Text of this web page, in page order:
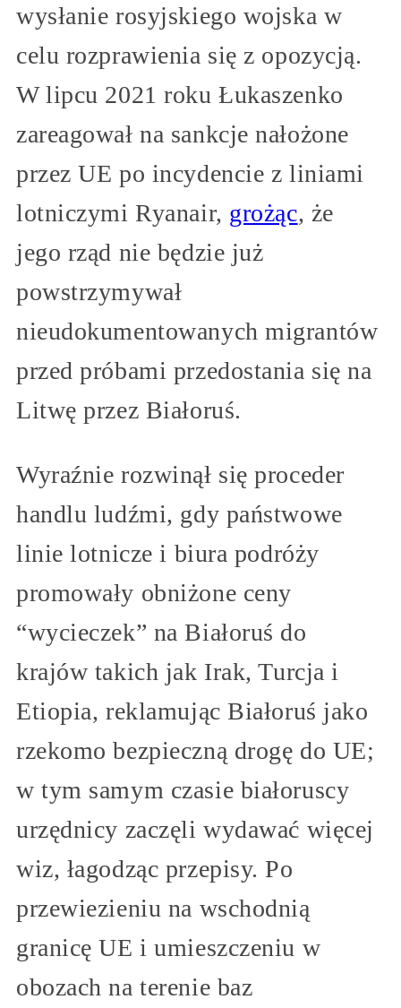
wysłanie rosyjskiego wojska w
celu rozprawienia się z opozycją.
W lipcu 2021 roku Łukaszenko
zareagował na sankcje nałożone
przez UE po incydencie z liniami
lotniczymi Ryanair, grożąc, że
jego rząd nie będzie już
powstrzymywał
nieudokumentowanych migrantów
przed próbami przedostania się na
Litwę przez Białoruś.
Wyraźnie rozwinął się proceder
handlu ludźmi, gdy państwowe
linie lotnicze i biura podróży
promowały obniżone ceny
“wycieczek” na Białoruś do
krajów takich jak Irak, Turcja i
Etiopia, reklamując Białoruś jako
rzekomo bezpieczną drogę do UE;
w tym samym czasie białoruscy
urzędnicy zaczęli wydawać więcej
wiz, łagodząc przepisy. Po
przewiezieniu na wschodnią
granicę UE i umieszczeniu w
obozach na terenie baz